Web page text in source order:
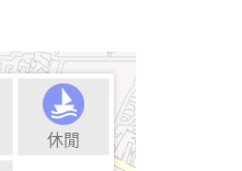
休閒